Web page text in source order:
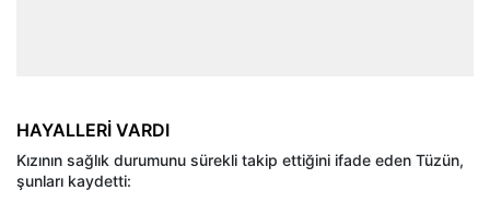
HAYALLERİ VARDI
Kızının sağlık durumunu sürekli takip ettiğini ifade eden Tüzün,
şunları kaydetti: